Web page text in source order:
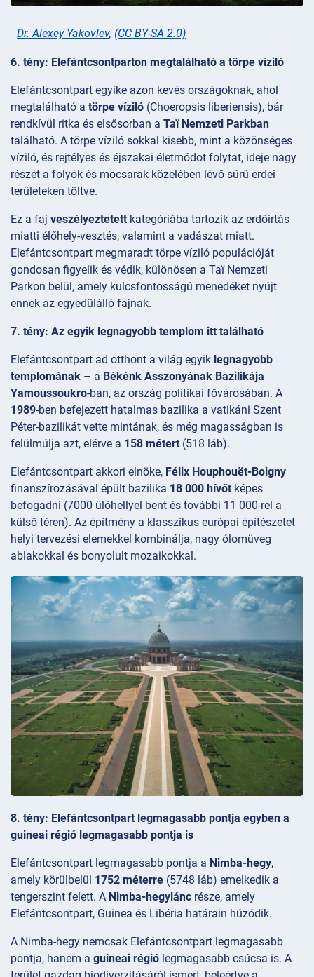
Dr. Alexey Yakovlev, (CC BY-SA 2.0)
6. tény: Elefántcsontparton megtalálható a törpe víziló
Elefántcsontpart egyike azon kevés országoknak, ahol
megtalálható a törpe víziló (Choeropsis liberiensis), bár
rendkívül ritka és elsősorban a Taï Nemzeti Parkban
található. A törpe víziló sokkal kisebb, mint a közönséges
víziló, és rejtélyes és éjszakai életmódot folytat, ideje nagy
részét a folyók és mocsarak közelében lévő sűrű erdei
területeken töltve.
Ez a faj veszélyeztetett kategóriába tartozik az erdőirtás
miatti élőhely-vesztés, valamint a vadászat miatt.
Elefántcsontpart megmaradt törpe víziló populációját
gondosan figyelik és védik, különösen a Taï Nemzeti
Parkon belül, amely kulcsfontosságú menedéket nyújt
ennek az egyedülálló fajnak.
7. tény: Az egyik legnagyobb templom itt található
Elefántcsontpart ad otthont a világ egyik legnagyobb
templomának – a Békénk Asszonyának Bazilikája
Yamoussoukro-ban, az ország politikai fővárosában. A
1989-ben befejezett hatalmas bazilika a vatikáni Szent
Péter-bazilikát vette mintának, és még magasságban is
felülmúlja azt, elérve a 158 métert (518 láb).
Elefántcsontpart akkori elnöke, Félix Houphouët-Boigny
finanszírozásával épült bazilika 18 000 hívőt képes
befogadni (7000 ülőhellyel bent és további 11 000-rel a
külső téren). Az építmény a klasszikus európai építészetet
helyi tervezési elemekkel kombinálja, nagy ólomüveg
ablakokkal és bonyolult mozaikokkal.
8. tény: Elefántcsontpart legmagasabb pontja egyben a
guineai régió legmagasabb pontja is
Elefántcsontpart legmagasabb pontja a Nimba-hegy,
amely körülbelül 1752 méterre (5748 láb) emelkedik a
tengerszint felett. A Nimba-hegylánc része, amely
Elefántcsontpart, Guinea és Libéria határain húzódik.
A Nimba-hegy nemcsak Elefántcsontpart legmagasabb
pontja, hanem a guineai régió legmagasabb csúcsa is. A